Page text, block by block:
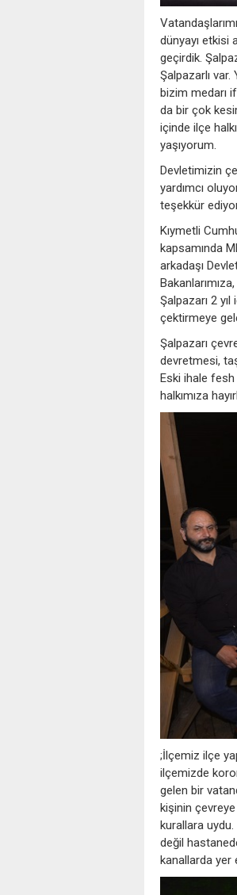
dünyayı etkisi
geçirdik.
Şalpazarlı var.
bizim medarı
da bir çok
içinde ilçe
yaşıyorum.
Devletimizin
yardımcı
teşekkür
Kıymetli
kapsamında
arkadaşı
Şalpazarı 2
çektirmeye
Şalpazarı
devretmesi,
Eski ihale fesh
halkımıza
;İlçemiz ilçe
ilçemizde
gelen bir
kişinin
kurallara
değil
kanallarda yer